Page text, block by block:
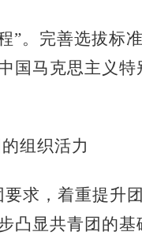
”。完善选拔标
国马克思主义
组织活力
求，着重提升
凸显共青团的